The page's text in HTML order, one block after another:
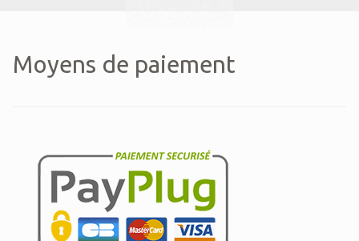
Moyens de paiement